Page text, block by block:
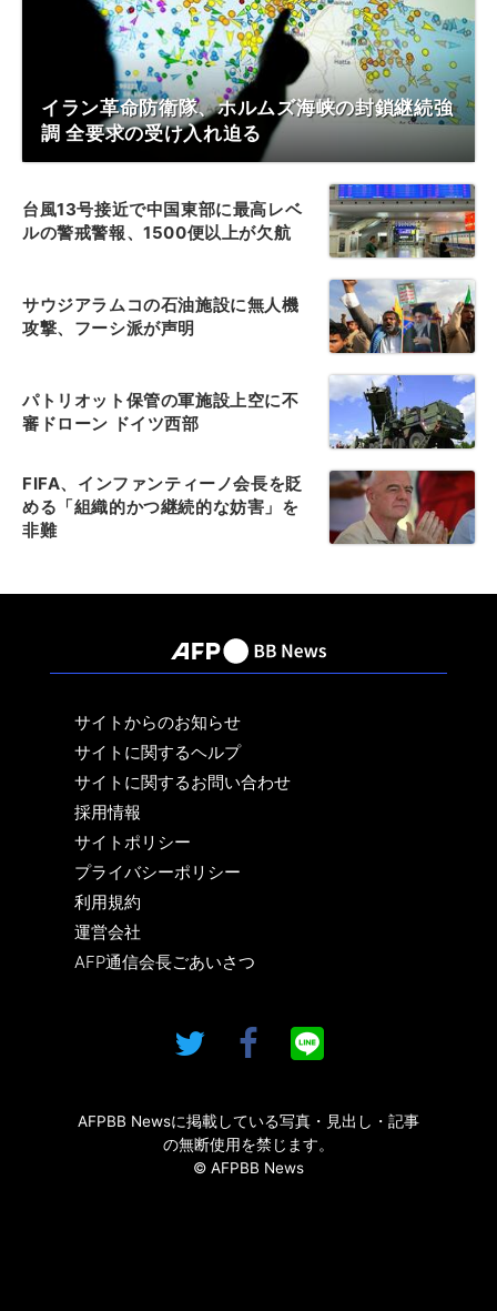
イラン革命防衛隊、ホルムズ海峡の封鎖継続強
調 全要求の受け入れ迫る
台風13号接近で中国東部に最高レベ
ルの警戒警報、1500便以上が欠航
サウジアラムコの石油施設に無人機
攻撃、フーシ派が声明
パトリオット保管の軍施設上空に不
審ドローン ドイツ西部
FIFA、インファンティーノ会長を貶
める「組織的かつ継続的な妨害」を
非難
サイトからのお知らせ
サイトに関するヘルプ
サイトに関するお問い合わせ
採用情報
サイトポリシー
プライバシーポリシー
利用規約
運営会社
AFP通信会長ごあいさつ
AFPBB Newsに掲載している写真・見出し・記事
の無断使用を禁じます。
© AFPBB News